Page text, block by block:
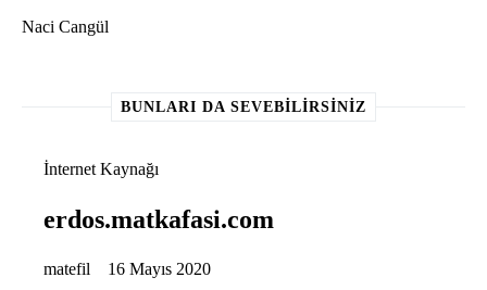
Naci Cangül
BUNLARI DA SEVEBILIRSINIZ
İnternet Kaynağı
erdos.matkafasi.com
matefil 16 Mayıs 2020